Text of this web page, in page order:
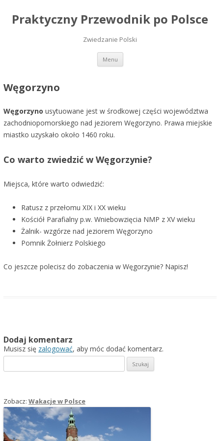
Praktyczny Przewodnik po Polsce
Zwiedzanie Polski
Menu Przeskocz do treści
Węgorzyno
Węgorzyno usytuowane jest w środkowej części województwa
zachodniopomorskiego nad jeziorem Węgorzyno. Prawa miejskie
miastko uzyskało około 1460 roku.
Co warto zwiedzić w Węgorzynie?
Miejsca, które warto odwiedzić:
Ratusz z przełomu XIX i XX wieku
Kościół Parafialny p.w. Wniebowzięcia NMP z XV wieku
Żalnik- wzgórze nad jeziorem Węgorzyno
Pomnik Żołnierz Polskiego
Co jeszcze polecisz do zobaczenia w Węgorzynie? Napisz!
Dodaj komentarz
Musisz się zalogować, aby móc dodać komentarz.
Zobacz: Wakacje w Polsce